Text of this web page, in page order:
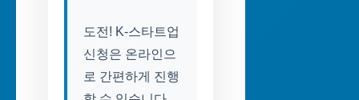
도전! K-스타트업
신청은 온라인으
로 간편하게 진행